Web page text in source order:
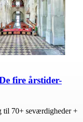
fire årstider-
til 70+ seværdigheder +